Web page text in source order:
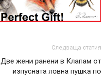
Следваща статия
Две жени ранени в Клапам от
изпусната ловна пушка по